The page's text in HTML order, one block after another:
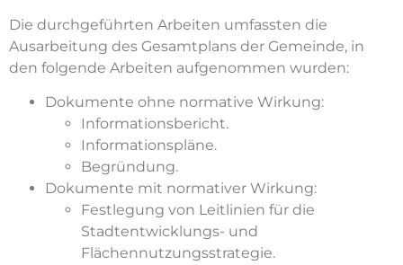
Die durchgeführten Arbeiten umfassten die
Ausarbeitung des Gesamtplans der Gemeinde, in
den folgende Arbeiten aufgenommen wurden:
Dokumente ohne normative Wirkung:
Informationsbericht.
Informationspläne.
Begründung.
Dokumente mit normativer Wirkung:
Festlegung von Leitlinien für die
Stadtentwicklungs- und
Flächennutzungsstrategie.